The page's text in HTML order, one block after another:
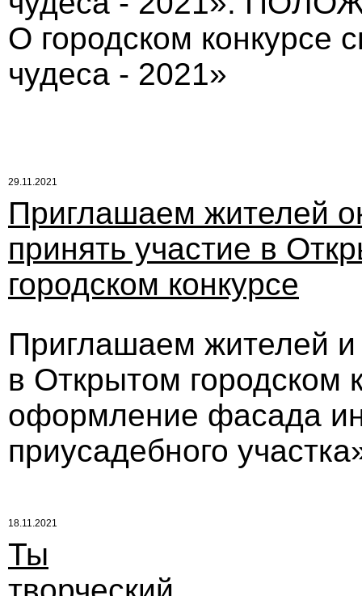
О городском конкурсе
чудеса - 2021»
29.11.2021
Приглашаем жителей
принять участие в
городском конкурсе
Приглашаем жителей и
в Открытом городском
оформление фасада
приусадебного
18.11.2021
Ты